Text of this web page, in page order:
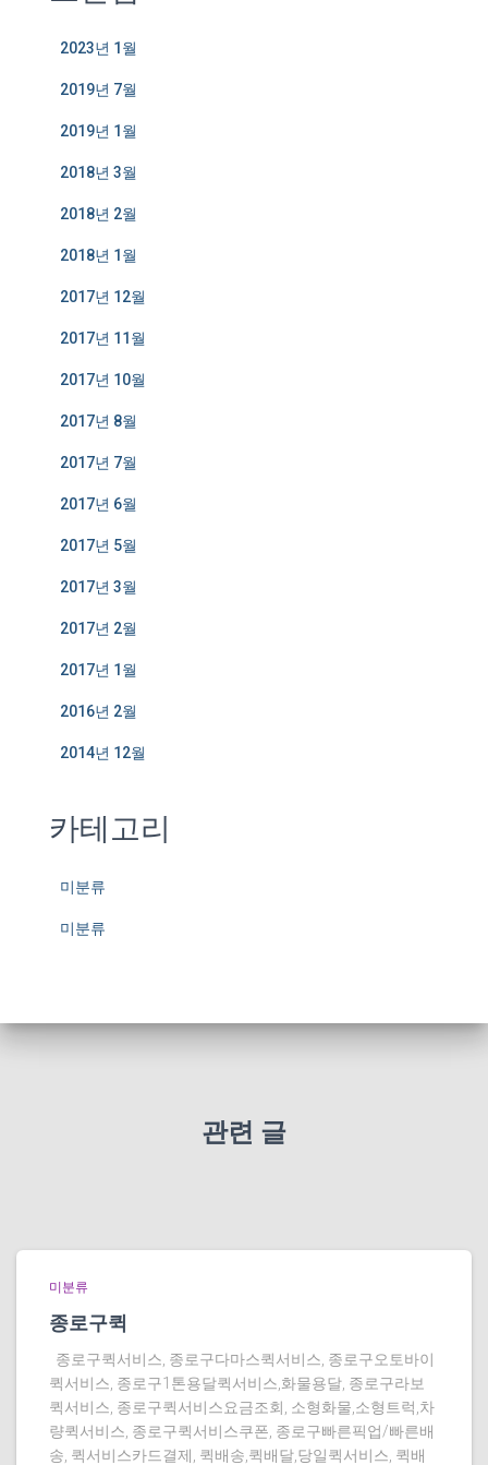
2023년 1월
2019년 7월
2019년 1월
2018년 3월
2018년 2월
2018년 1월
2017년 12월
2017년 11월
2017년 10월
2017년 8월
2017년 7월
2017년 6월
2017년 5월
2017년 3월
2017년 2월
2017년 1월
2016년 2월
2014년 12월
카테고리
미분류
미분류
관련 글
미분류
종로구퀵
종로구퀵서비스, 종로구다마스퀵서비스, 종로구오토바이
퀵서비스, 종로구1톤용달퀵서비스,화물용달, 종로구라보
퀵서비스, 종로구퀵서비스요금조회, 소형화물,소형트럭,차
량퀵서비스, 종로구퀵서비스쿠폰, 종로구빠른픽업/빠른배
송, 퀵서비스카드결제, 퀵배송,퀵배달,당일퀵서비스, 퀵배